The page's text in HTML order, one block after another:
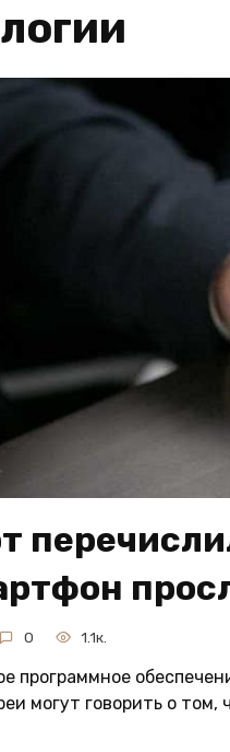
0 1.1к.
программное
могут говорить о